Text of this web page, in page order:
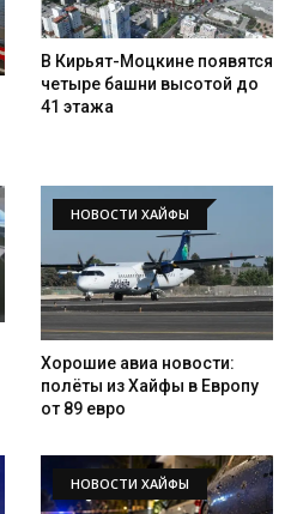
В Кирьят-Моцкине появятся
четыре башни высотой до
41 этажа
НОВОСТИ ХАЙФЫ
Хорошие авиа новости:
полёты из Хайфы в Европу
от 89 евро
НОВОСТИ ХАЙФЫ